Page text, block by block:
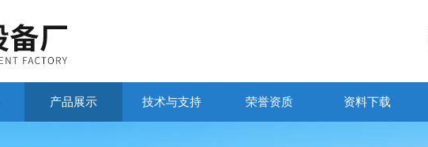
产品展示 技术与支持 荣誉资质 资料下载